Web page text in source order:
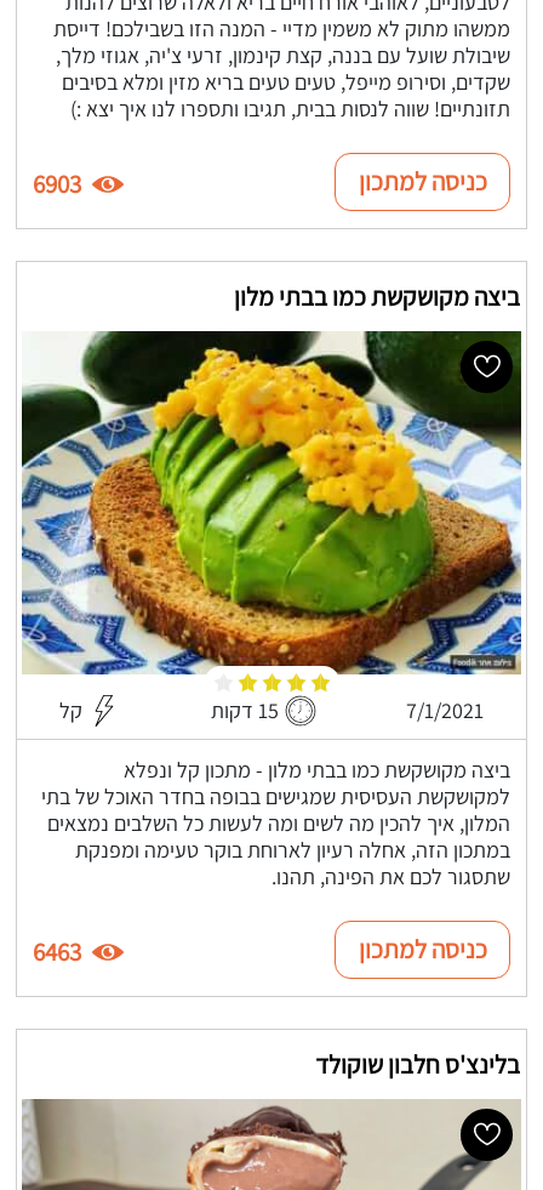
ממשהו מתוק לא משמין מדיי - המנה הזו בשבילכם! דייסת
שיבולת שועל עם בננה, קצת קינמון, זרעי צ'יה, אגוזי מלך,
שקדים, וסירופ מייפל, טעים טעים בריא מזין ומלא בסיבים
תזונתיים! שווה לנסות בבית, תגיבו ותספרו לנו איך יצא :)
כניסה למתכון 6903
ביצה מקושקשת כמו בבתי מלון
7/1/2021 15 דקות קל
ביצה מקושקשת כמו בבתי מלון - מתכון קל ונפלא
למקושקשת העסיסית שמגישים בבופה בחדר האוכל של בתי
המלון, איך להכין מה לשים ומה לעשות כל השלבים נמצאים
במתכון הזה, אחלה רעיון לארוחת בוקר טעימה ומפנקת
שתסגור לכם את הפינה, תהנו.
כניסה למתכון 6463
בלינצ'ס חלבון שוקולד